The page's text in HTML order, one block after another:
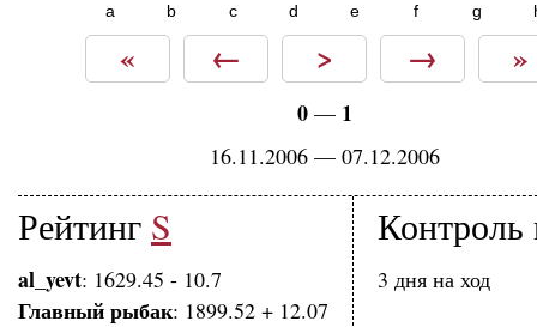
a b c d e f g
« ← > → »
0— 1
16.11.2006 — 07.12.2006
Рейтинг S
al_yevt: 1629.45 - 10.7
Главный рыбак: 1899.52 + 12.07
Контроль
3 дня на ход